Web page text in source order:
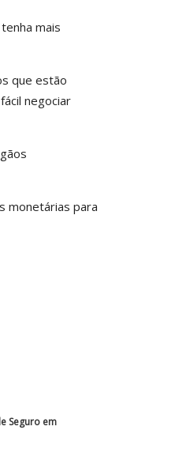
mais
que estão
negociar
monetárias para
Seguro em